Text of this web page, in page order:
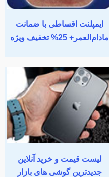
ایمپلنت اقساطی با ضمانت
مادام‌العمر+ 25% تخفیف ویژه
لیست قیمت و خرید آنلاین
جدیدترین گوشی های بازار